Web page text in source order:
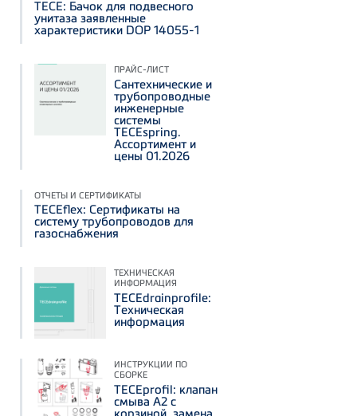
TECE: Бачок для подвесного
унитаза заявленные
характеристики DOP 14055-1
ПРАЙС-ЛИСТ
Сантехнические и
трубопроводные
инженерные
системы
TECEspring.
Ассортимент и
цены 01.2026
ОТЧЕТЫ И СЕРТИФИКАТЫ
TECEflex: Сертификаты на
систему трубопроводов для
газоснабжения
ТЕХНИЧЕСКАЯ
ИНФОРМАЦИЯ
TECEdrainprofile:
Техническая
информация
ИНСТРУКЦИИ ПО
СБОРКЕ
TECEprofil: клапан
смыва А2 с
корзиной, замена